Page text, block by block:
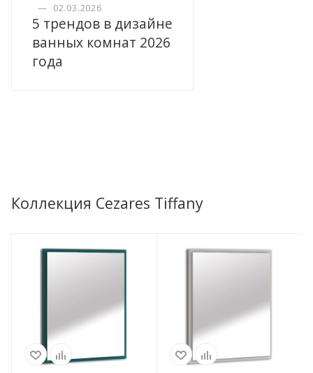
— 02.03.2026
5 трендов в дизайне
ванных комнат 2026
года
Коллекция Cezares Tiffany